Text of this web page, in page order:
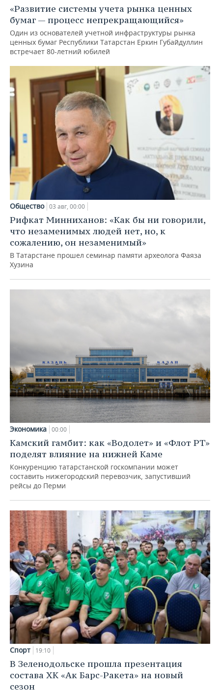
«Развитие системы учета рынка ценных
бумаг — процесс непрекращающийся»
Один из основателей учетной инфраструктуры рынка
ценных бумаг Республики Татарстан Еркин Губайдуллин
встречает 80-летний юбилей
Общество 03 авг, 00:00
Рифкат Минниханов: «Как бы ни говорили,
что незаменимых людей нет, но, к
сожалению, он незаменимый»
В Татарстане прошел семинар памяти археолога Фаяза
Хузина
Экономика 00:00
Камский гамбит: как «Водолет» и «Флот РТ»
поделят влияние на нижней Каме
Конкуренцию татарстанской госкомпании может
составить нижегородский перевозчик, запустивший
рейсы до Перми
Спорт 19:10
В Зеленодольске прошла презентация
состава ХК «Ак Барс-Ракета» на новый
сезон